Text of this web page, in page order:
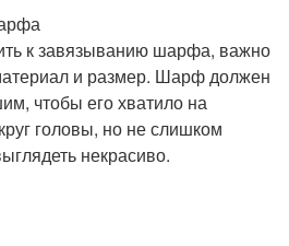
к завязыванию шарфа, важно
и размер. Шарф должен
чтобы его хватило на
головы, но не слишком
некрасиво.